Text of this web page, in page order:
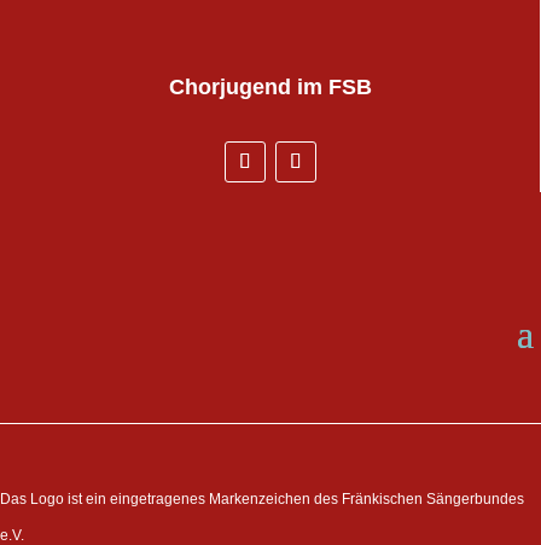
Chorjugend im FSB
Das Logo ist ein eingetragenes Markenzeichen des Fränkischen Sängerbundes
e.V.